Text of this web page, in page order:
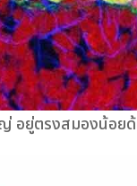
อยู่ตรงสมองน้อย